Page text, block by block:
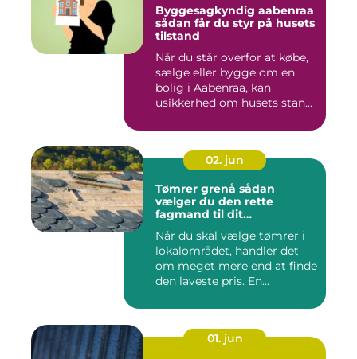
Byggesagkyndig aabenraa
sådan får du styr på husets
tilstand
Når du står overfor at købe,
sælge eller bygge om en
bolig i Aabenraa, kan
usikkerhed om husets stan...
02. jun
Tømrer grenå sådan
vælger du den rette
fagmand til dit
Når du skal vælge tømrer i
lokalområdet, handler det
om meget mere end at finde
den laveste pris. En...
01. jun